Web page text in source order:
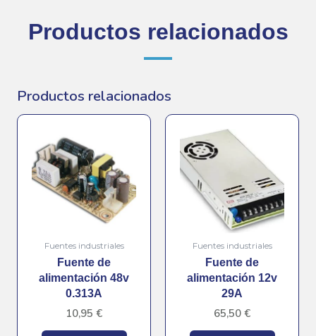
Productos relacionados
Productos relacionados
Fuentes industriales
Fuente de
alimentación 48v
0.313A
10,95 €
Fuentes industriales
Fuente de
alimentación 12v
29A
65,50 €